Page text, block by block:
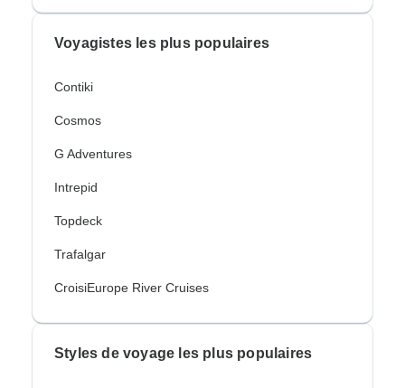
Voyagistes les plus populaires
Contiki
Cosmos
G Adventures
Intrepid
Topdeck
Trafalgar
CroisiEurope River Cruises
Styles de voyage les plus populaires